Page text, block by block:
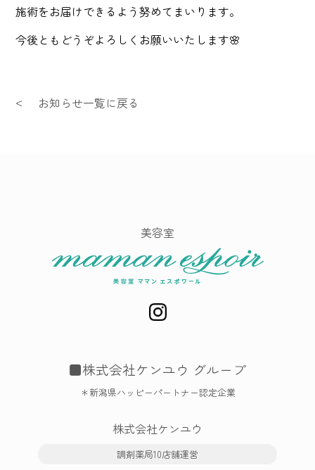
施術をお届けできるよう努めてまいります。
今後ともどうぞよろしくお願いいたします🌸
お知らせ一覧に戻る
美容室
■株式会社ケンユウ グループ
＊新潟県ハッピーパートナー認定企業
株式会社ケンユウ
調剤薬局10店舗運営